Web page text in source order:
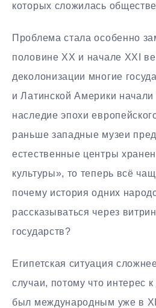
которых сложилась
Проблема стала особенно
половине XX и начале XXI
деколонизации многие
и Латинской Америки
наследие эпохи
раньше западные музеи
естественные центры
культуры», то теперь всё
почему история одних
рассказываться через
государств?
Египетская ситуация
случаи, потому что интерес
был международным уже в